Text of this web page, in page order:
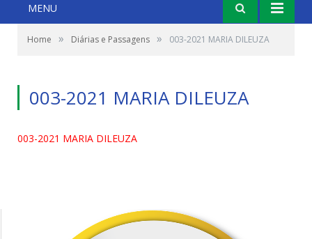
MENU
Home » Diárias e Passagens » 003-2021 MARIA DILEUZA
003-2021 MARIA DILEUZA
003-2021 MARIA DILEUZA